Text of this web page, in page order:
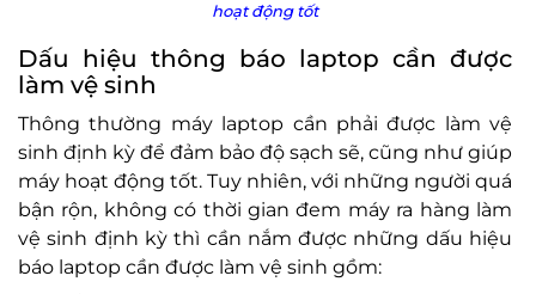
hoạt động tốt
Dấu hiệu thông báo laptop cần được
làm vệ sinh
Thông thường máy laptop cần phải được làm vệ
sinh định kỳ để đảm bảo độ sạch sẽ, cũng như giúp
máy hoạt động tốt. Tuy nhiên, với những người quá
bận rộn, không có thời gian đem máy ra hàng làm
vệ sinh định kỳ thì cần nắm được những dấu hiệu
báo laptop cần được làm vệ sinh gồm: